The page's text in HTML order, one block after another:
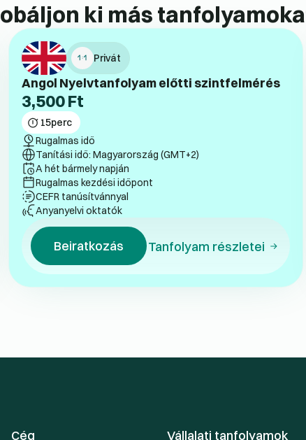
ki más
Privát
Angol Nyelvtanfolyam előtti szintfelmérés
3,500Ft
15perc
Rugalmas idő
Tanítási idő: Magyarország (GMT+2)
A hét bármely napján
Rugalmas kezdési időpont
CEFR tanúsítvánnyal
Anyanyelvi oktatók
Beiratkozás Tanfolyam részletei
Cég Vállalati tanfolyamok